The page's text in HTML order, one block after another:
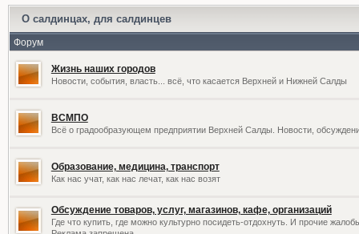
О салдинцах, для салдинцев
Форум
Жизнь наших городов
Новости, события, власть... всё, что касается Верхней и Нижней Салды
ВСМПО
Всё о градообразующем предприятии Верхней Салды. Новости,
Образование, медицина, транспорт
Как нас учат, как нас лечат, как нас возят
Обсуждение товаров, услуг, магазинов, кафе, организаций
Где что купить, где можно культурно посидеть-отдохнуть. И прочие